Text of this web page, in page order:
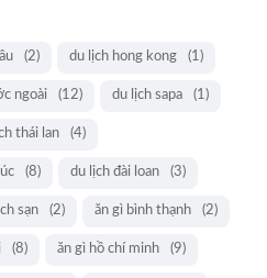
(2) du lịch hong kong (1)
ngoài (12) du lịch sapa (1)
thái lan (4)
(8) du lịch đài loan (3)
sạn (2) ăn gì bình thạnh (2)
(8) ăn gì hồ chí minh (9)